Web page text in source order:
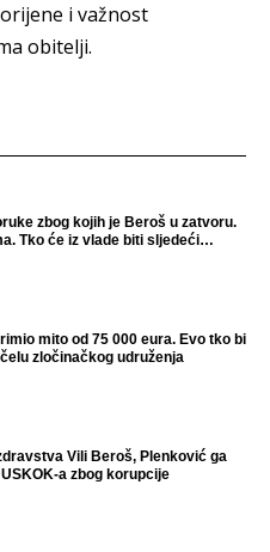
i važnost
obitelji.
zbog kojih je Beroš u zatvoru.
Tko će iz vlade biti sljedeći
mito od 75 000 eura. Evo tko bi
zločinačkog udruženja
Vili Beroš, Plenković ga
a zbog korupcije